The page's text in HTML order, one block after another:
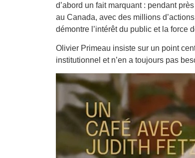
d’abord un fait marquant : pendant
au Canada, avec des millions
démontre l’intérêt du public et la force
Olivier Primeau insiste sur un point
institutionnel et n’en a toujours pas